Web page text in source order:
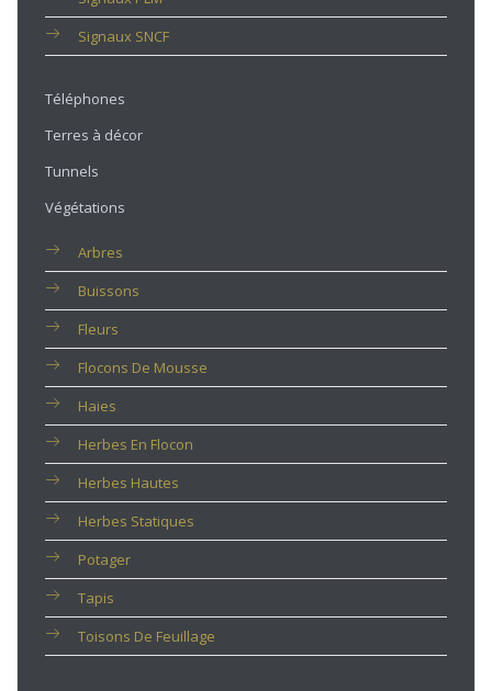
Signaux SNCF
Téléphones
Terres à décor
Tunnels
Végétations
Arbres
Buissons
Fleurs
Flocons De Mousse
Haies
Herbes En Flocon
Herbes Hautes
Herbes Statiques
Potager
Tapis
Toisons De Feuillage